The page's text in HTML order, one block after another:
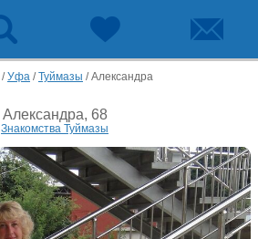
/Уфа /Туймазы /Александра
Александра, 68
Знакомства Туймазы